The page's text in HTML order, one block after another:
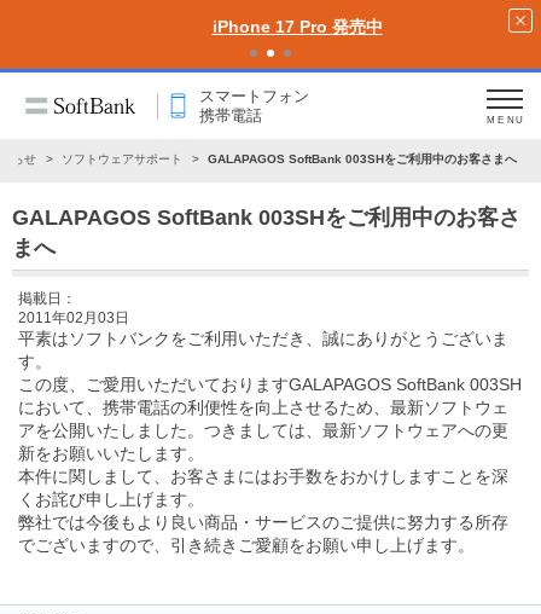
iPhone 17 Pro 発売中
スマートフォン
携帯電話
MENU
らせ ソフトウェアサポート GALAPAGOS SoftBank 003SHをご利用中のお客さまへ
GALAPAGOS SoftBank 003SHをご利用中のお客さ
まへ
掲載日：
2011年02月03日
平素はソフトバンクをご利用いただき、誠にありがとうございま
す。
この度、ご愛用いただいておりますGALAPAGOS SoftBank 003SH
において、携帯電話の利便性を向上させるため、最新ソフトウェ
アを公開いたしました。つきましては、最新ソフトウェアへの更
新をお願いいたします。
本件に関しまして、お客さまにはお手数をおかけしますことを深
くお詫び申し上げます。
弊社では今後もより良い商品・サービスのご提供に努力する所存
でございますので、引き続きご愛顧をお願い申し上げます。